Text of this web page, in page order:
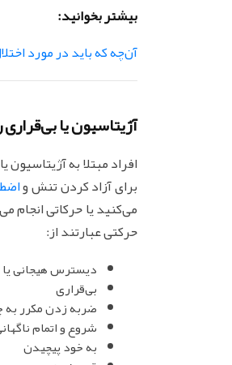
بیشتر بخوانید:
آن‌چه که باید در مورد
آژیتاسیون یا
افراد مبتلا به
برای آزاد کردن تنش و
می‌کنید یا حرکاتی
حرکتی عبارتند از:
دیسترس هیجانی
بی‌قراری
ضربه زدن مکرر به
شروع و اتمام
به خود پیچیدن